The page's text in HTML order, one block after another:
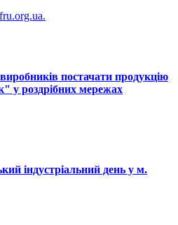
.
постачати продукцію
у роздрібних мережах
індустріальний день у м.